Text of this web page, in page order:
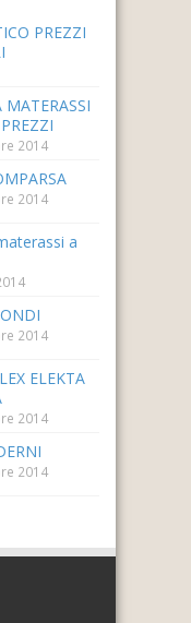
PREZZI
MATERASSI
2014
2014
a
2014
ELEKTA
2014
2014